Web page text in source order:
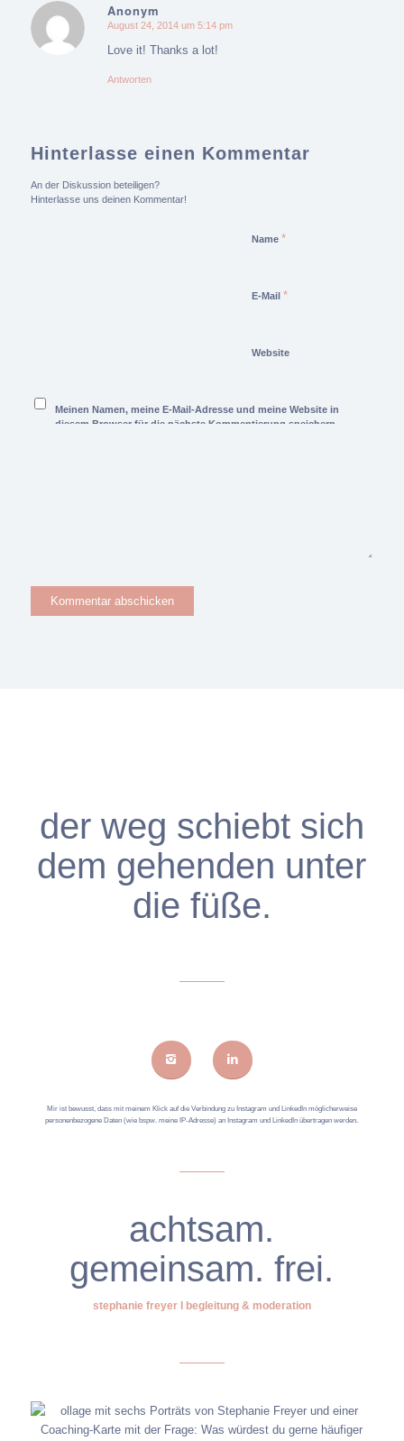
Anonym
sagte:
August 24, 2014 um 5:14 pm
Love it! Thanks a lot!
Antworten
Hinterlasse einen Kommentar
An der Diskussion beteiligen?
Hinterlasse uns deinen Kommentar!
Name *
E-Mail *
Website
Meinen Namen, meine E-Mail-Adresse und meine Website in
diesem Browser für die nächste Kommentierung speichern.
der weg schiebt sich
dem gehenden unter
die füße.
Mir ist bewusst, dass mit meinem Klick auf die Verbindung zu Instagram und LinkedIn möglicherweise
personenbezogene Daten (wie bspw. meine IP-Adresse) an Instagram und LinkedIn übertragen werden.
achtsam.
gemeinsam. frei.
stephanie freyer I begleitung & moderation